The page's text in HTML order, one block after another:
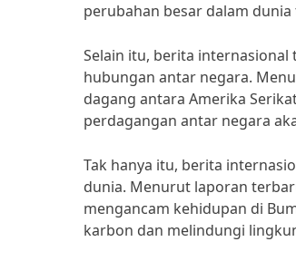
perubahan besar dalam dunia
Selain itu, berita
hubungan antar negara.
dagang antara Amerika
perdagangan antar negara
Tak hanya itu, berita
dunia. Menurut laporan
mengancam kehidupan di
karbon dan melindungi